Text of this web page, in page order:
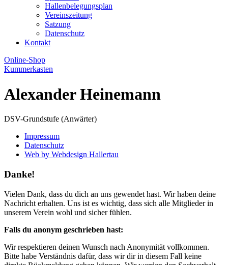
Hallenbelegungsplan
Vereinszeitung
Satzung
Datenschutz
Kontakt
Online-Shop
Kummerkasten
Alexander Heinemann
DSV-Grundstufe (Anwärter)
Impressum
Datenschutz
Web by Webdesign Hallertau
Danke!
Vielen Dank, dass du dich an uns gewendet hast. Wir haben deine
Nachricht erhalten. Uns ist es wichtig, dass sich alle Mitglieder in
unserem Verein wohl und sicher fühlen.
Falls du anonym geschrieben hast:
Wir respektieren deinen Wunsch nach Anonymität vollkommen.
Bitte habe Verständnis dafür, dass wir dir in diesem Fall keine